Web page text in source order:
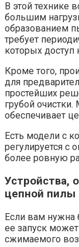
В этой
большим
образованием
требует
которых
Кроме того,
для
простейших
грубой
обеспечивает
Есть модели с
регулируется с
более ровную
Устройства,
цепной пилы
Если вам нужна
ее запуск
сжимаемого